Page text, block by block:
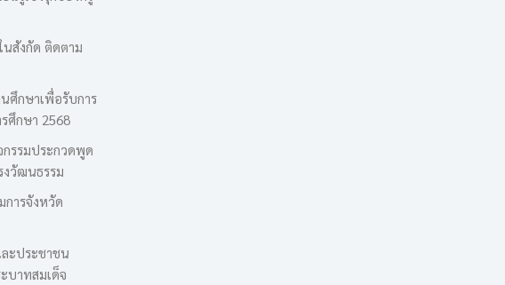
นสังกัด ติดตาม
ศึกษาเพื่อรับการ
รศึกษา 2568
กรรมประกวดพูด
วัฒนธรรม
ารจังหวัด
ะประชาชน
บาทสมเด็จ